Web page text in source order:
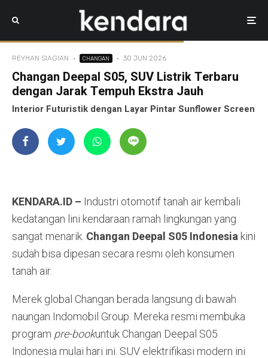
REYHAN SIAGIAN · CHANGAN · 30 JUN 2026
Changan Deepal S05, SUV Listrik Terbaru
dengan Jarak Tempuh Ekstra Jauh
Interior Futuristik dengan Layar Pintar Sunflower Screen
KENDARA.ID – Industri otomotif tanah air kembali
kedatangan lini kendaraan ramah lingkungan yang
sangat menarik. Changan Deepal S05 Indonesia kini
sudah bisa dipesan secara resmi oleh konsumen
tanah air.
Merek global Changan berada langsung di bawah
naungan Indomobil Group. Mereka resmi membuka
program pre-bookuntuk Changan Deepal S05
Indonesia mulai hari ini. SUV elektrifikasi modern ini